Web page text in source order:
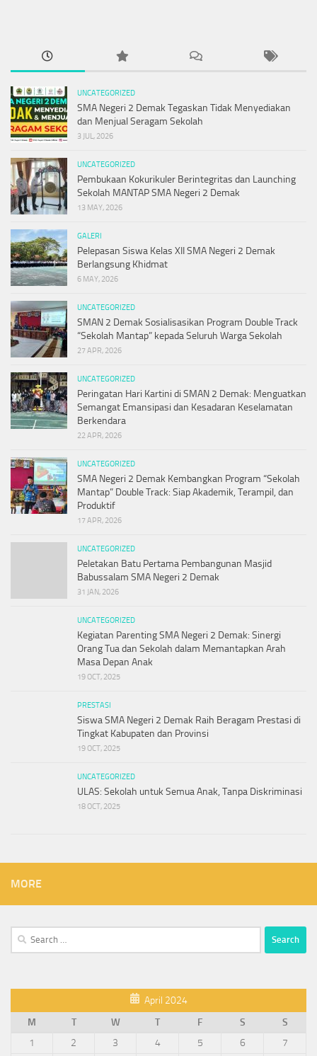
UNCATEGORIZED
SMA Negeri 2 Demak Tegaskan Tidak Menyediakan
dan Menjual Seragam Sekolah
3 JUL, 2026
UNCATEGORIZED
Pembukaan Kokurikuler Berintegritas dan Launching
Sekolah MANTAP SMA Negeri 2 Demak
13 MAY, 2026
GALERI
Pelepasan Siswa Kelas XII SMA Negeri 2 Demak
Berlangsung Khidmat
6 MAY, 2026
UNCATEGORIZED
SMAN 2 Demak Sosialisasikan Program Double Track
“Sekolah Mantap” kepada Seluruh Warga Sekolah
27 APR, 2026
UNCATEGORIZED
Peringatan Hari Kartini di SMAN 2 Demak: Menguatkan
Semangat Emansipasi dan Kesadaran Keselamatan
Berkendara
22 APR, 2026
UNCATEGORIZED
SMA Negeri 2 Demak Kembangkan Program “Sekolah
Mantap” Double Track: Siap Akademik, Terampil, dan
Produktif
17 APR, 2026
UNCATEGORIZED
Peletakan Batu Pertama Pembangunan Masjid
Babussalam SMA Negeri 2 Demak
31 JAN, 2026
UNCATEGORIZED
Kegiatan Parenting SMA Negeri 2 Demak: Sinergi
Orang Tua dan Sekolah dalam Memantapkan Arah
Masa Depan Anak
19 OCT, 2025
PRESTASI
Siswa SMA Negeri 2 Demak Raih Beragam Prestasi di
Tingkat Kabupaten dan Provinsi
19 OCT, 2025
UNCATEGORIZED
ULAS: Sekolah untuk Semua Anak, Tanpa Diskriminasi
18 OCT, 2025
MORE
Search
April 2024
M
T W T F S
S
1
2 3 4 5 6
7